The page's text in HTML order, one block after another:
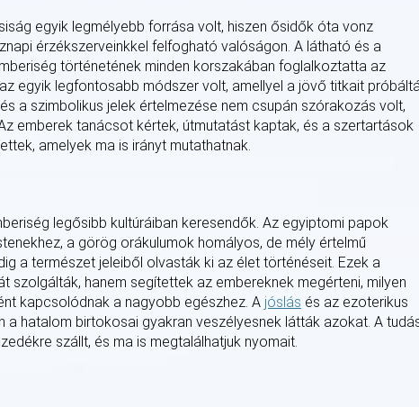
egyik legmélyebb forrása volt, hiszen ősidők óta vonz
érzékszerveinkkel felfogható valóságon. A látható és a
történetének minden korszakában foglalkoztatta az
egyik legfontosabb módszer volt, amellyel a jövő titkait
a szimbolikus jelek értelmezése nem csupán szórakozás volt,
emberek tanácsot kértek, útmutatást kaptak, és a szertartások
amelyek ma is irányt mutathatnak.
legősibb kultúráiban keresendők. Az egyiptomi papok
a görög orákulumok homályos, de mély értelmű
a természet jeleiből olvasták ki az élet történéseit. Ezek a
szolgálták, hanem segítettek az embereknek megérteni, milyen
kapcsolódnak a nagyobb egészhez. A jóslás és az ezoterikus
a hatalom birtokosai gyakran veszélyesnek látták azokat. A
szállt, és ma is megtalálhatjuk nyomait.